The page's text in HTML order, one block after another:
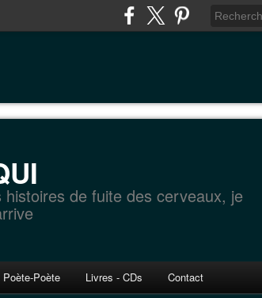
de fuite des cerveaux, je
Poète-Poète Livres - CDs Contact